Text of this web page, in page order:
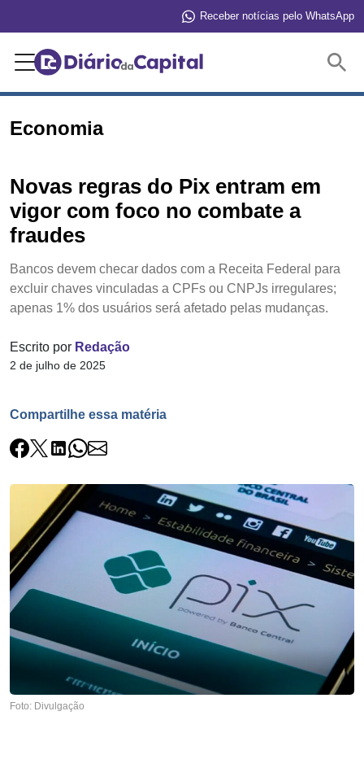
Receber notícias pelo WhatsApp
Economia
Novas regras do Pix entram em
vigor com foco no combate a
fraudes
Bancos devem checar dados com a Receita Federal para
excluir chaves vinculadas a CPFs ou CNPJs irregulares;
apenas 1% dos usuários será afetado pelas mudanças.
Escrito por Redação
2 de julho de 2025
Compartilhe essa matéria
Foto: Divulgação